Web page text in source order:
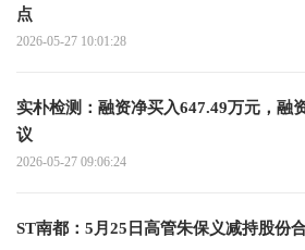
点
2026-05-27 10:01:28
实朴检测：融资净买入647.49万元，融
议
2026-05-27 09:06:24
ST南都：5月25日高管朱保义减持股份